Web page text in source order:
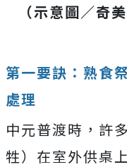
（示意圖／奇
第一要訣：熟食
處理
中元普渡時，許
牲）在室外供桌